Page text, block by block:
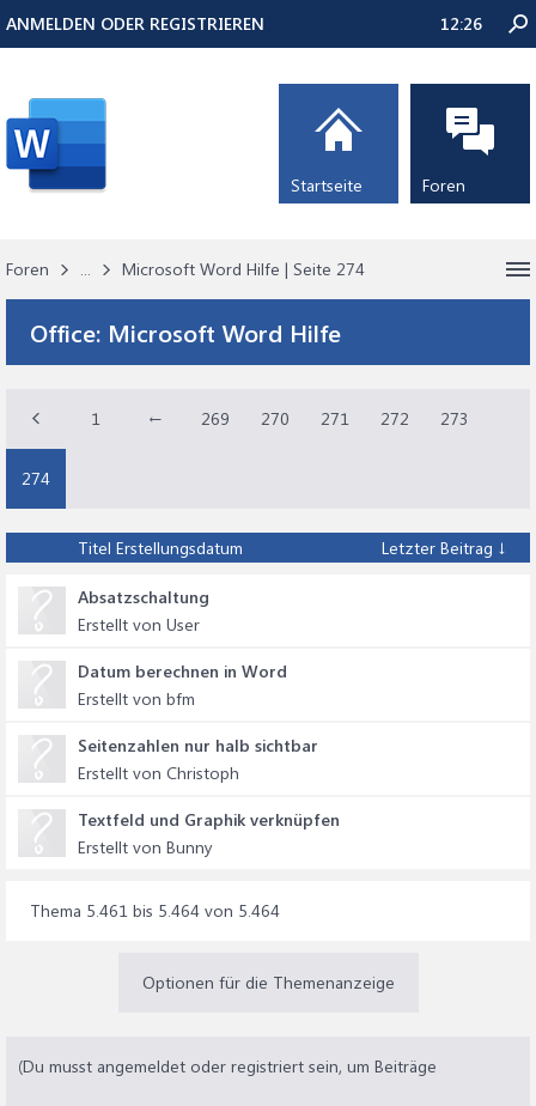
Foren ... Microsoft Word Hilfe | Seite 274
Office: Microsoft Word Hilfe
1 ← 269 270 271 272 273
274
Titel Erstellungsdatum Letzter Beitrag ↓
Absatzschaltung
Erstellt von User
Datum berechnen in Word
Erstellt von bfm
Seitenzahlen nur halb sichtbar
Erstellt von Christoph
Textfeld und Graphik verknüpfen
Erstellt von Bunny
Thema 5.461 bis 5.464 von 5.464
Optionen für die Themenanzeige
(Du musst angemeldet oder registriert sein, um Beiträge
ANMELDEN ODER REGISTRIEREN 12:26
Startseite Foren